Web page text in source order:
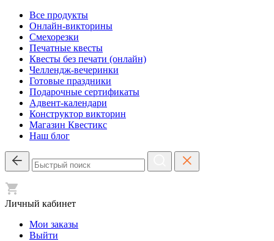
Все продукты
Онлайн-викторины
Смехорезки
Печатные квесты
Квесты без печати (онлайн)
Челлендж-вечеринки
Готовые праздники
Подарочные сертификаты
Адвент-календари
Конструктор викторин
Магазин Квестикс
Наш блог
Личный кабинет
Мои заказы
Выйти